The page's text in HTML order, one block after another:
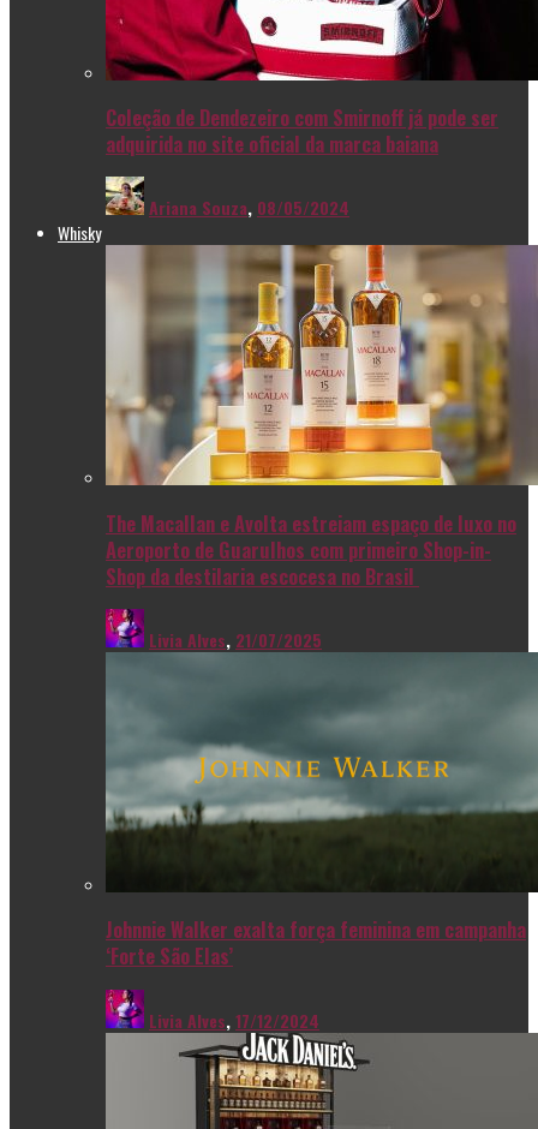
Coleção de Dendezeiro com Smirnoff já pode ser
adquirida no site oficial da marca baiana
Ariana Souza, 08/05/2024
Whisky
The Macallan e Avolta estreiam espaço de luxo no
Aeroporto de Guarulhos com primeiro Shop-in-
Shop da destilaria escocesa no Brasil
Livia Alves, 21/07/2025
Johnnie Walker exalta força feminina em campanha
‘Forte São Elas’
Livia Alves,17/12/2024